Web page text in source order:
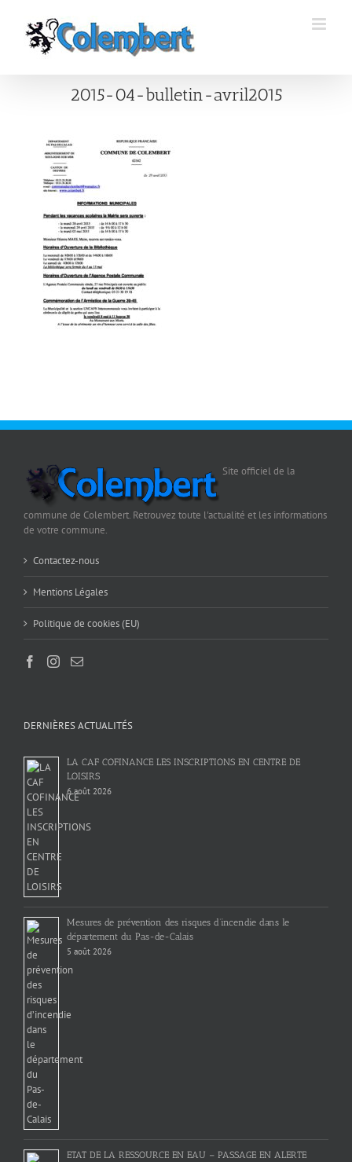
contenu
2015-04-bulletin-avril2015
Site officiel de la
commune de Colembert. Retrouvez toute l'actualité et les informations
de votre commune.
Contactez-nous
Mentions Légales
Politique de cookies (EU)
DERNIÈRES ACTUALITÉS
LA CAF COFINANCE LES INSCRIPTIONS EN CENTRE DE
LOISIRS
6 août 2026
Mesures de prévention des risques d’incendie dans le
département du Pas-de-Calais
5 août 2026
ETAT DE LA RESSOURCE EN EAU – PASSAGE EN ALERTE